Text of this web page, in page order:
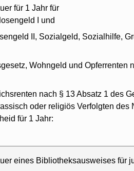
für 1 Jahr für
I und
II, Sozialgeld, Sozialhilfe,
Wohngeld und Opferrenten
nach § 13 Absatz 1 des
oder religiös Verfolgten des
für 1 Jahr:
eines Bibliotheksausweises für